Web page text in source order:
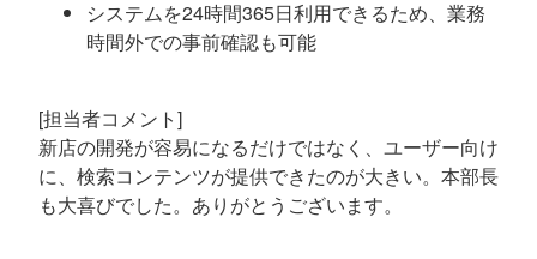
システムを24時間365日利用できるため、業務
時間外での事前確認も可能
[担当者コメント]
新店の開発が容易になるだけではなく、ユーザー向け
に、検索コンテンツが提供できたのが大きい。本部長
も大喜びでした。ありがとうございます。